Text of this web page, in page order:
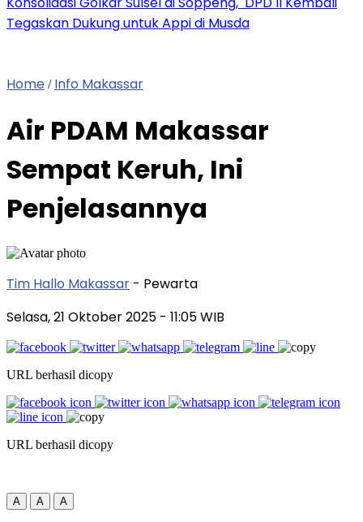
Tegaskan Dukung untuk Appi di Musda
Home / Info Makassar
Air PDAM Makassar
Sempat Keruh, Ini
Penjelasannya
Tim Hallo Makassar - Pewarta
Selasa, 21 Oktober 2025 - 11:05 WIB
URL berhasil dicopy
URL berhasil dicopy
A A A